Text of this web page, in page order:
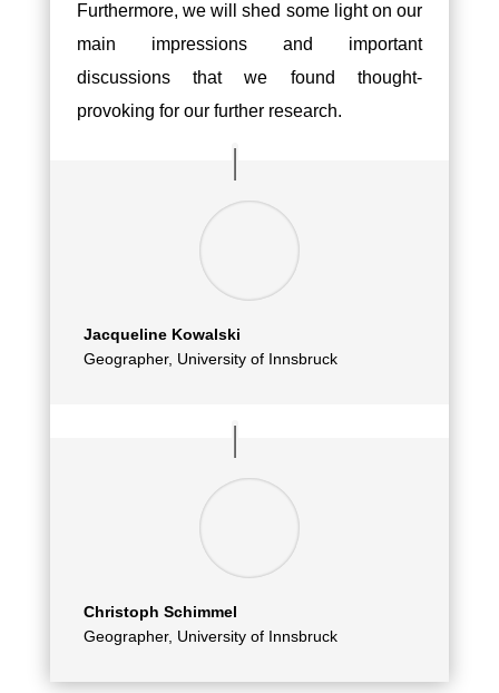
Furthermore, we will shed some light on our
main impressions and important
discussions that we found thought-
provoking for our further research.
Jacqueline Kowalski
Geographer, University of Innsbruck
Christoph Schimmel
Geographer, University of Innsbruck